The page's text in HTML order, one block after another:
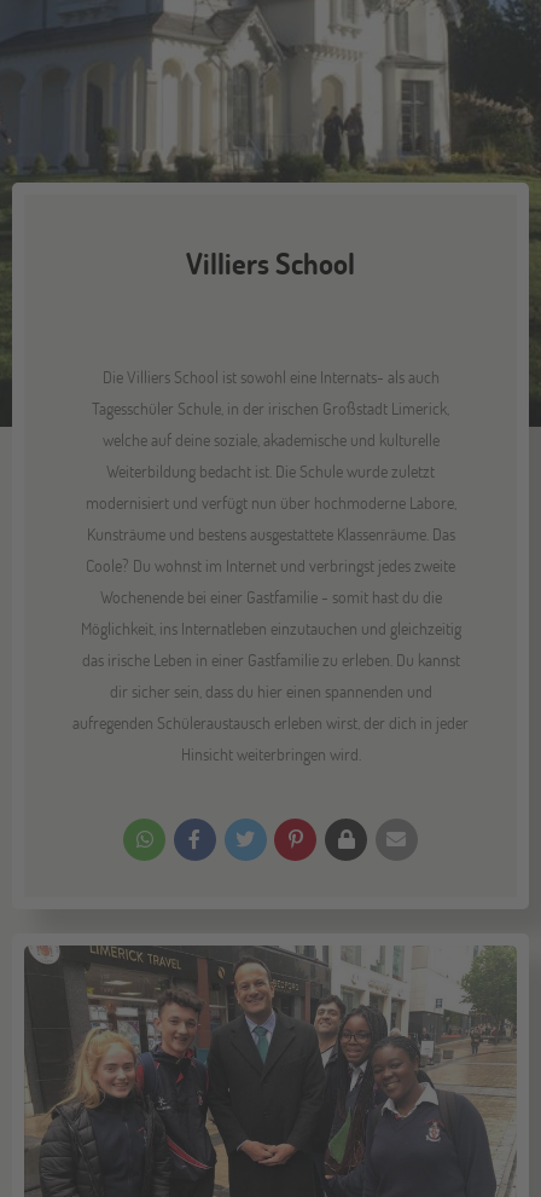
Villiers School
Die Villiers School ist sowohl eine Internats- als auch
Tagesschüler Schule, in der irischen Großstadt Limerick,
welche auf deine soziale, akademische und kulturelle
Weiterbildung bedacht ist. Die Schule wurde zuletzt
modernisiert und verfügt nun über hochmoderne Labore,
Kunsträume und bestens ausgestattete Klassenräume. Das
Coole? Du wohnst im Internet und verbringst jedes zweite
Wochenende bei einer Gastfamilie - somit hast du die
Möglichkeit, ins Internatleben einzutauchen und gleichzeitig
das irische Leben in einer Gastfamilie zu erleben. Du kannst
dir sicher sein, dass du hier einen spannenden und
aufregenden Schüleraustausch erleben wirst, der dich in jeder
Hinsicht weiterbringen wird.